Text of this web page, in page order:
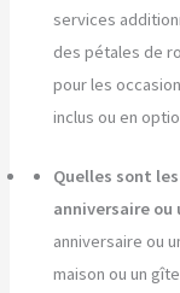
services
des pétales de
pour les
inclus ou en
Quelles sont
anniversaire ou
anniversaire ou
maison ou un